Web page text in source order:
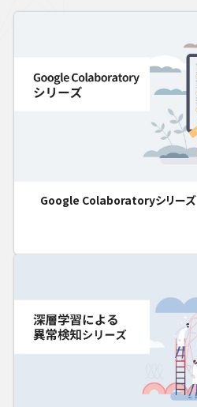
Google Colaboratoryシリーズ